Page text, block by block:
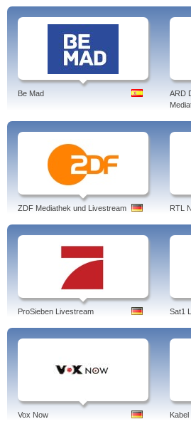
Be Mad
ARD
ZDF Mediathek und Livestream RTL
ProSieben Livestream Sat1
Vox Now